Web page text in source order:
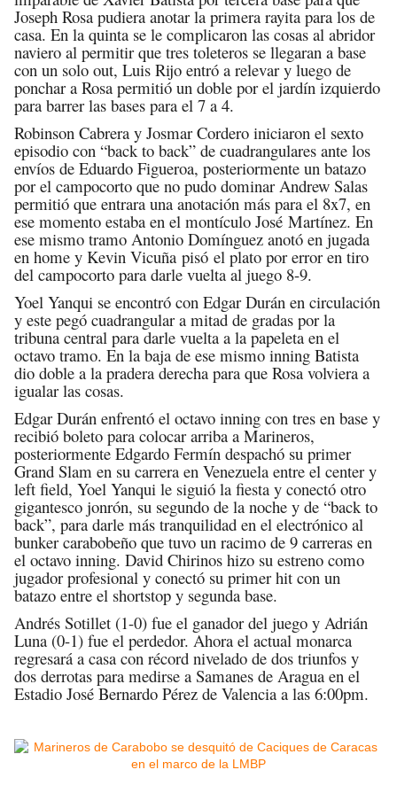
Joseph Rosa pudiera anotar la primera rayita para los de
casa. En la quinta se le complicaron las cosas al abridor
naviero al permitir que tres toleteros se llegaran a base
con un solo out, Luis Rijo entró a relevar y luego de
ponchar a Rosa permitió un doble por el jardín izquierdo
para barrer las bases para el 7 a 4.
Robinson Cabrera y Josmar Cordero iniciaron el sexto
episodio con “back to back” de cuadrangulares ante los
envíos de Eduardo Figueroa, posteriormente un batazo
por el campocorto que no pudo dominar Andrew Salas
permitió que entrara una anotación más para el 8x7, en
ese momento estaba en el montículo José Martínez. En
ese mismo tramo Antonio Domínguez anotó en jugada
en home y Kevin Vicuña pisó el plato por error en tiro
del campocorto para darle vuelta al juego 8-9.
Yoel Yanqui se encontró con Edgar Durán en circulación
y este pegó cuadrangular a mitad de gradas por la
tribuna central para darle vuelta a la papeleta en el
octavo tramo. En la baja de ese mismo inning Batista
dio doble a la pradera derecha para que Rosa volviera a
igualar las cosas.
Edgar Durán enfrentó el octavo inning con tres en base y
recibió boleto para colocar arriba a Marineros,
posteriormente Edgardo Fermín despachó su primer
Grand Slam en su carrera en Venezuela entre el center y
left field, Yoel Yanqui le siguió la fiesta y conectó otro
gigantesco jonrón, su segundo de la noche y de “back to
back”, para darle más tranquilidad en el electrónico al
bunker carabobeño que tuvo un racimo de 9 carreras en
el octavo inning. David Chirinos hizo su estreno como
jugador profesional y conectó su primer hit con un
batazo entre el shortstop y segunda base.
Andrés Sotillet (1-0) fue el ganador del juego y Adrián
Luna (0-1) fue el perdedor. Ahora el actual monarca
regresará a casa con récord nivelado de dos triunfos y
dos derrotas para medirse a Samanes de Aragua en el
Estadio José Bernardo Pérez de Valencia a las 6:00pm.